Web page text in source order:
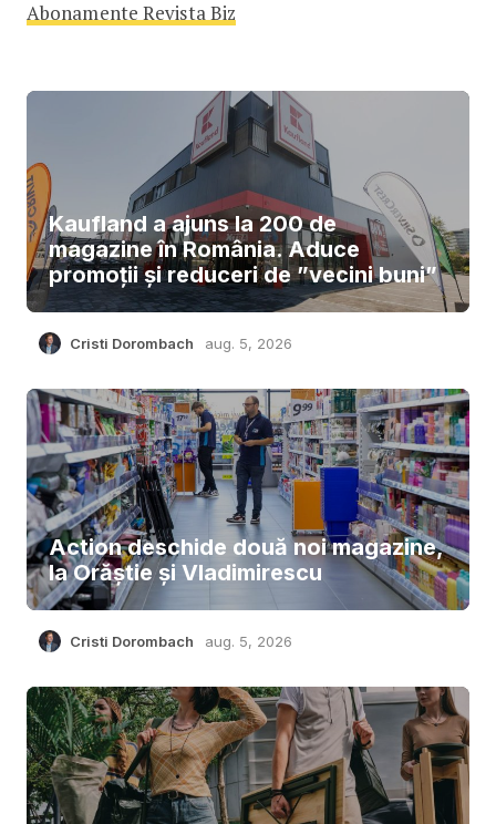
Abonamente Revista Biz
Kaufland a ajuns la 200 de
magazine în România. Aduce
promoții și reduceri de ”vecini buni”
Cristi Dorombach aug. 5, 2026
Action deschide două noi magazine,
la Orăștie și Vladimirescu
Cristi Dorombach aug. 5, 2026